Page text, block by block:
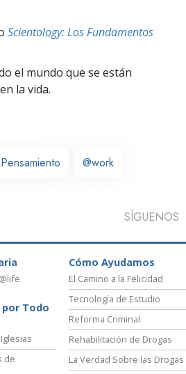
La
Scientology: Los Fundamentos
el mundo que se están
la vida.
@work
SÍGUENOS
Todo
de
Cómo Ayudamos
El Camino a la Felicidad
Tecnología de Estudio
Reforma Criminal
Rehabilitación de Drogas
La Verdad Sobre las Drogas